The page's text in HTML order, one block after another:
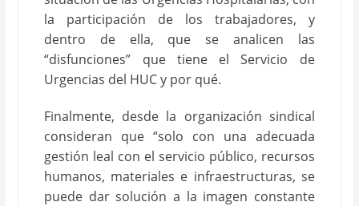
la participación de los trabajadores, y
dentro de ella, que se analicen las
“disfunciones” que tiene el Servicio de
Urgencias del HUC y por qué.
Finalmente, desde la organización sindical
consideran que “solo con una adecuada
gestión leal con el servicio público, recursos
humanos, materiales e infraestructuras, se
puede dar solución a la imagen constante